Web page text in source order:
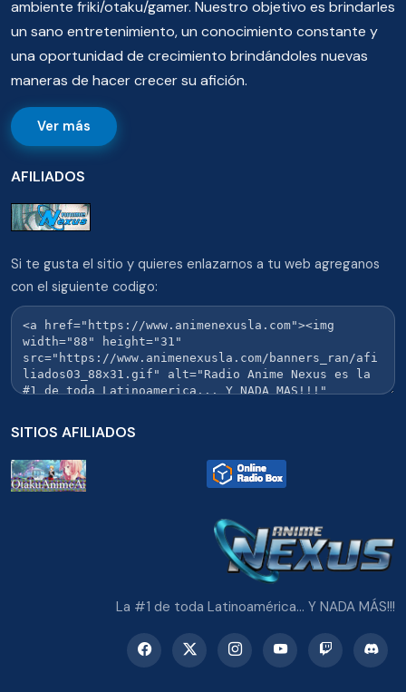
ambiente friki/otaku/gamer. Nuestro objetivo es brindarles
un sano entretenimiento, un conocimiento constante y
una oportunidad de crecimiento brindándoles nuevas
maneras de hacer crecer su afición.
Ver más
AFILIADOS
Si te gusta el sitio y quieres enlazarnos a tu web agreganos
con el siguiente codigo:
SITIOS AFILIADOS
La #1 de toda Latinoamérica... Y NADA MÁS!!!